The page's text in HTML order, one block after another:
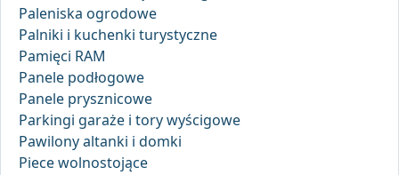
Paleniska ogrodowe
Palniki i kuchenki turystyczne
Pamięci RAM
Panele podłogowe
Panele prysznicowe
Parkingi garaże i tory wyścigowe
Pawilony altanki i domki
Piece wolnostojące